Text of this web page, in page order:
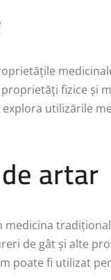
fizice și
utilizările
artar
de gât și alte
poate fi utilizat